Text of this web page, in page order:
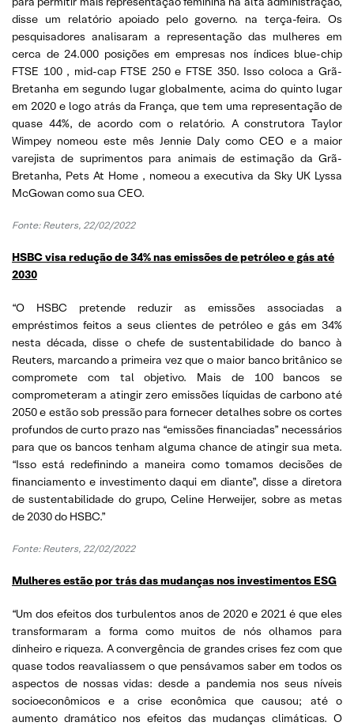
disse um relatório apoiado pelo governo. na terça-feira. Os
pesquisadores analisaram a representação das mulheres em
cerca de 24.000 posições em empresas nos índices blue-chip
FTSE 100 , mid-cap FTSE 250 e FTSE 350. Isso coloca a Grã-
Bretanha em segundo lugar globalmente, acima do quinto lugar
em 2020 e logo atrás da França, que tem uma representação de
quase 44%, de acordo com o relatório. A construtora Taylor
Wimpey nomeou este mês Jennie Daly como CEO e a maior
varejista de suprimentos para animais de estimação da Grã-
Bretanha, Pets At Home , nomeou a executiva da Sky UK Lyssa
McGowan como sua CEO.
Fonte: Reuters, 22/02/2022
HSBC visa redução de 34% nas emissões de petróleo e gás até
2030
“O HSBC pretende reduzir as emissões associadas a
empréstimos feitos a seus clientes de petróleo e gás em 34%
nesta década, disse o chefe de sustentabilidade do banco à
Reuters, marcando a primeira vez que o maior banco britânico se
compromete com tal objetivo. Mais de 100 bancos se
comprometeram a atingir zero emissões líquidas de carbono até
2050 e estão sob pressão para fornecer detalhes sobre os cortes
profundos de curto prazo nas “emissões financiadas” necessários
para que os bancos tenham alguma chance de atingir sua meta.
“Isso está redefinindo a maneira como tomamos decisões de
financiamento e investimento daqui em diante”, disse a diretora
de sustentabilidade do grupo, Celine Herweijer, sobre as metas
de 2030 do HSBC.”
Fonte: Reuters, 22/02/2022
Mulheres estão por trás das mudanças nos investimentos ESG
“Um dos efeitos dos turbulentos anos de 2020 e 2021 é que eles
transformaram a forma como muitos de nós olhamos para
dinheiro e riqueza. A convergência de grandes crises fez com que
quase todos reavaliassem o que pensávamos saber em todos os
aspectos de nossas vidas: desde a pandemia nos seus níveis
socioeconômicos e a crise econômica que causou; até o
aumento dramático nos efeitos das mudanças climáticas. O